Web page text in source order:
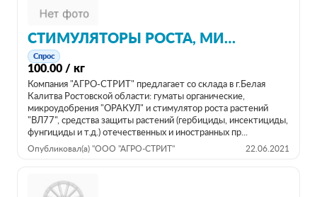
СТИМУЛЯТОРЫ РОСТА, МИКРОУДОБРЕНИЯ И ГУМАТЫ
Спрос
100.00 / кг
Компания "АГРО-СТРИТ" предлагает со склада в г.Белая
Калитва Ростовской области: гуматы органические,
микроудобрения "ОРАКУЛ" и стимулятор роста растений
"ВЛ77", средства защиты растений (гербициды, инсектициды,
фунгициды и т.д.) отечественных и иностранных пр...
Опубликовал(а) "ООО "АГРО-СТРИТ" 22.06.2021